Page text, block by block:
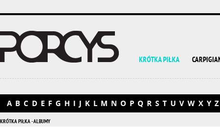
KRÓTKA PIŁKA
A B C D E F G H I J K L M N O P Q R S T U V W X Y Z
KRÓTKA PIŁKA - ALBUMY